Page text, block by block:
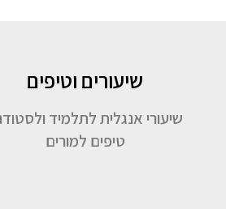
שיעורים וטיפים
שיעורי אנגלית לתלמיד
טיפים למורים